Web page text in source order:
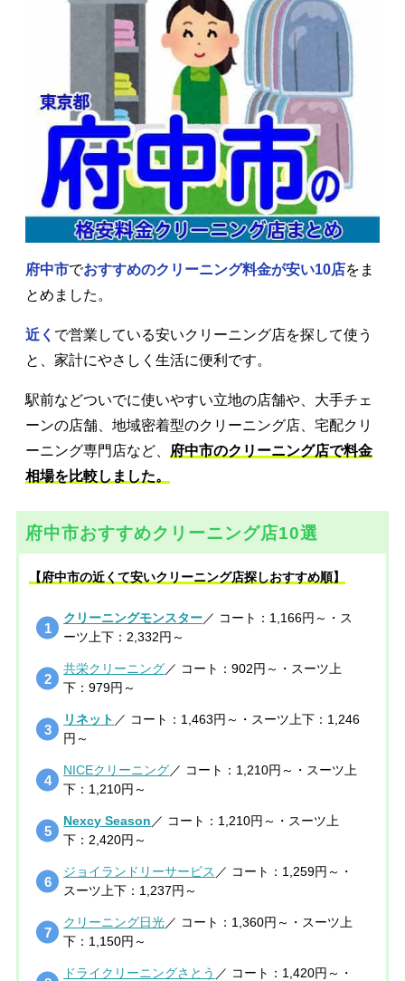
府中市でおすすめのクリーニング料金が安い10店をま
とめました。
近く で営業している安いクリーニング店を探して使う
と、家計にやさしく生活に便利です。
駅前などついでに使いやすい立地の店舗や、大手チェ
ーンの店舗、地域密着型のクリーニング店、宅配クリ
ーニング専門店など、 府中市のクリーニング店で料金
相場を比較しました。
府中市おすすめクリーニング店10選
【府中市の近くて安いクリーニング店探しおすすめ順】
クリーニングモンスター／ コート：1,166円～・ス
ーツ上下：2,332円～
共栄クリーニング／ コート：902円～・スーツ上
下：979円～
リネット ／ コート：1,463円～・スーツ上下：1,246
円～
NICEクリーニング／ コート：1,210円～・スーツ上
下：1,210円～
Nexcy Season ／ コート：1,210円～・スーツ上
下：2,420円～
ジョイランドリーサービス ／ コート：1,259円～・
スーツ上下：1,237円～
クリーニング日光／ コート：1,360円～・スーツ上
下：1,150円～
ドライクリーニングさとう ／ コート：1,420円～・